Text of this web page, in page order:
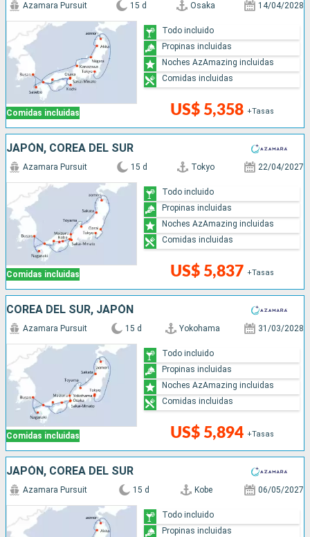
Comidas incluidas
Azamara Pursuit 15 d Osaka 14/04/2028
US$ 5,358 +Tasas
Todo incluido
Propinas incluidas
Noches AzAmazing incluidas
Comidas incluidas
JAPÓN, COREA DEL SUR
Comidas incluidas
Azamara Pursuit 15 d Tokyo 22/04/2027
US$ 5,837 +Tasas
Todo incluido
Propinas incluidas
Noches AzAmazing incluidas
Comidas incluidas
COREA DEL SUR, JAPÓN
Comidas incluidas
Azamara Pursuit 15 d Yokohama 31/03/2028
US$ 5,894 +Tasas
Todo incluido
Propinas incluidas
Noches AzAmazing incluidas
Comidas incluidas
JAPÓN, COREA DEL SUR
Azamara Pursuit 15 d Kobe 06/05/2027
Todo incluido
Propinas incluidas